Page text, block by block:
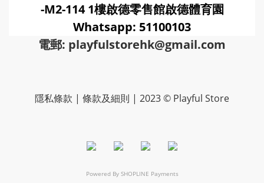
-M2-114 1樓啟德零售館啟德體育園
Whatsapp: 51100103
電郵: playfulstorehk@gmail.com
隱私條款 | 條款及細則 | 2023 © Playful Store
Powered By SHOPLINE Payments